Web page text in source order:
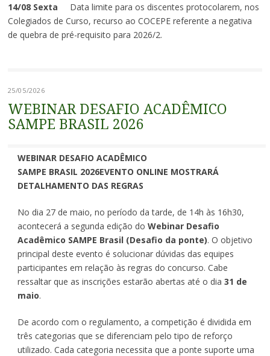
14/08 Sexta Data limite para os discentes protocolarem, nos
Colegiados de Curso, recurso ao COCEPE referente a negativa
de quebra de pré-requisito para 2026/2.
25/05/2026
WEBINAR DESAFIO ACADÊMICO
SAMPE BRASIL 2026
WEBINAR DESAFIO ACADÊMICO
SAMPE BRASIL 2026EVENTO ONLINE MOSTRARÁ
DETALHAMENTO DAS REGRAS
No dia 27 de maio, no período da tarde, de 14h às 16h30,
acontecerá a segunda edição do Webinar Desafio
Acadêmico SAMPE Brasil (Desafio da ponte). O objetivo
principal deste evento é solucionar dúvidas das equipes
participantes em relação às regras do concurso. Cabe
ressaltar que as inscrições estarão abertas até o dia 31 de
maio.
De acordo com o regulamento, a competição é dividida em
três categorias que se diferenciam pelo tipo de reforço
utilizado. Cada categoria necessita que a ponte suporte uma